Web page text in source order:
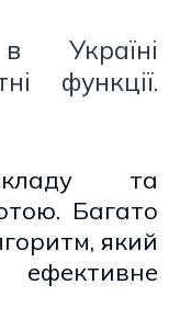
Україні
функції.
та
Багато
який